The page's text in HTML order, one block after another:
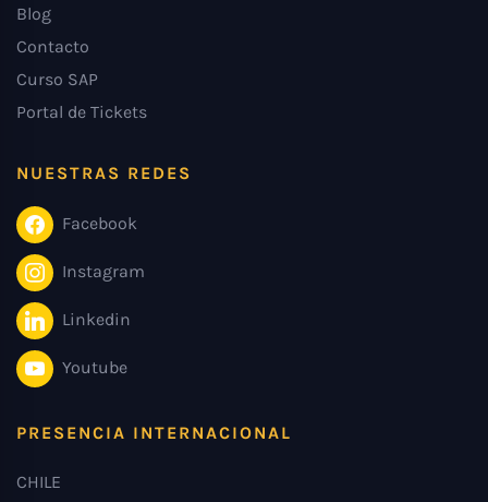
Blog
Contacto
Curso SAP
Portal de Tickets
NUESTRAS REDES
Facebook
Instagram
Linkedin
Youtube
PRESENCIA INTERNACIONAL
CHILE